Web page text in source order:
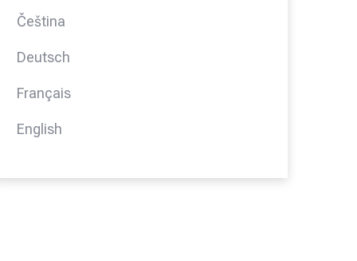
Čeština
Deutsch
Français
English